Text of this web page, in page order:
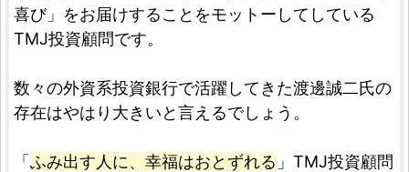
喜び」をお届けすることをモットーしてしている
TMJ投資顧問です。
数々の外資系投資銀行で活躍してきた渡邊誠二氏の
存在はやはり大きいと言えるでしょう。
「 ふみ出す人に、幸福はおとずれる 」TMJ投資顧問